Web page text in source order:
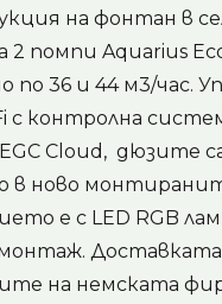
на фонтан в
помпи Aquarius
по 36 и 44 м3/час.
с контролна
Cloud, дюзите
в ново
е с LED RGB
Доставката
на немската